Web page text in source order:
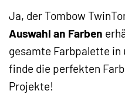
Ja, der Tombow
Auswahl an Farben
gesamte Farbpalette in
finde die perfekten
Projekte!